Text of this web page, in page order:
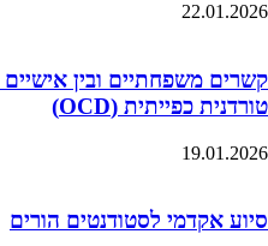
22.01.2026
קשרים משפחתיים ובין
טורדנית כפייתית (OCD)
19.01.2026
סיוע אקדמי לסטודנטים הורים